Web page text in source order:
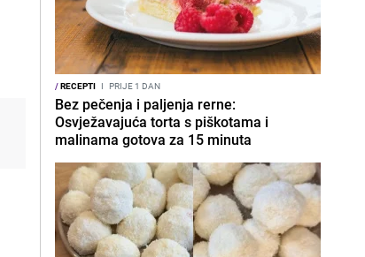
/RECEPTI I PRIJE 1 DAN
Bez pečenja i paljenja rerne:
Osvježavajuća torta s piškotama i
malinama gotova za 15 minuta